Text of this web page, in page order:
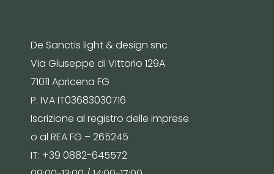
De Sanctis light & design snc
Via Giuseppe di Vittorio 129A
71011 Apricena FG
P. IVA IT03683030716
Iscrizione al registro delle imprese
o al REA FG – 265245
IT: +39 0882-645572